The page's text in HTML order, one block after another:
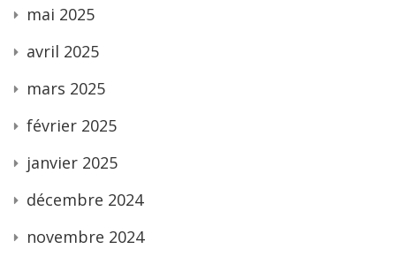
mai 2025
avril 2025
mars 2025
février 2025
janvier 2025
décembre 2024
novembre 2024